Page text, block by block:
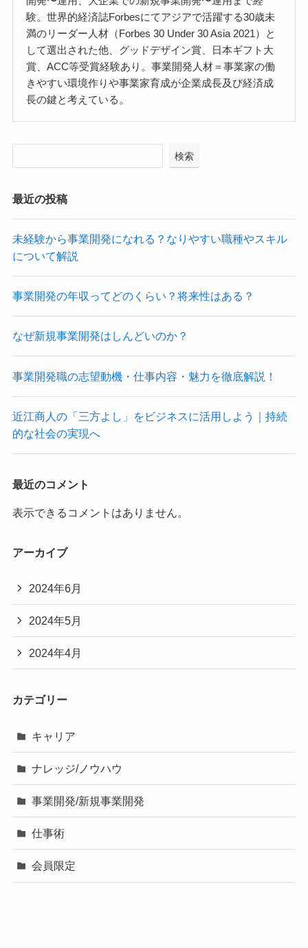
験。世界的経済誌Forbesにてアジアで活躍する30歳未
満のリーダー人材（Forbes 30 Under 30 Asia 2021）と
して選出された他、グッドデザイン賞、日本ギフト大
賞、ACC等受賞経験あり。事業開発人材＝事業家の働
きやすい環境作りや事業家育成が企業成長及び経済成
長の鍵と考えている。
検索
最近の投稿
未経験から事業開発になれる？なりやすい職種やスキル
について解説
事業開発の年収ってどのくらい？将来性はある？
なぜ新規事業開発はしんどいのか？
事業開発職の志望動機・仕事内容・魅力を徹底解説！
近江商人の「三方よし」をビジネスに活用しよう｜持続
的な社会の実現へ
最近のコメント
表示できるコメントはありません。
アーカイブ
2024年6月
2024年5月
2024年4月
カテゴリー
キャリア
ナレッジ/ノウハウ
事業開発/新規事業開発
仕事術
会員限定